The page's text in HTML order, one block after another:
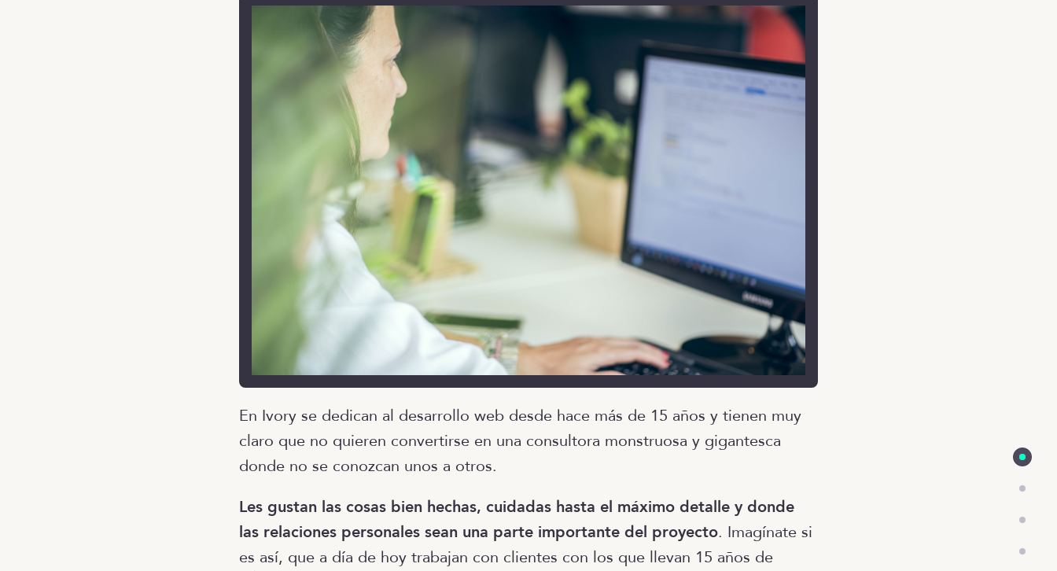
En Ivory se dedican al desarrollo web desde hace más de 15 años y tienen muy
claro que no quieren convertirse en una consultora monstruosa y gigantesca
donde no se conozcan unos a otros.
Les gustan las cosas bien hechas, cuidadas hasta el máximo detalle y donde
las relaciones personales sean una parte importante del proyecto. Imagínate si
es así, que a día de hoy trabajan con clientes con los que llevan 15 años de